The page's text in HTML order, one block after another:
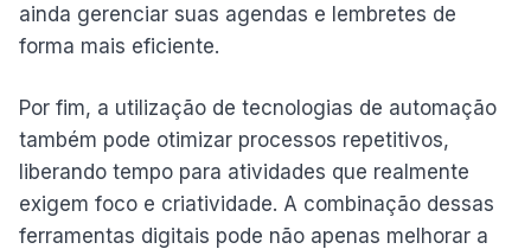
ainda gerenciar suas agendas e lembretes de
forma mais eficiente.
Por fim, a utilização de tecnologias de automação
também pode otimizar processos repetitivos,
liberando tempo para atividades que realmente
exigem foco e criatividade. A combinação dessas
ferramentas digitais pode não apenas melhorar a